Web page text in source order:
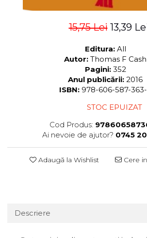
15,75 Lei 13,39
Editura: All
Autor: Thomas F Cash
Pagini: 352
Anul publicării: 2016
ISBN: 978-606-587-
STOC EPUIZAT
Cod Produs:
Ai nevoie de ajutor? 0745
Adaugă la Wishlist Cere
Descriere